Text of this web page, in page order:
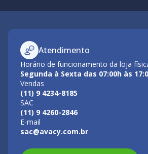
Atendimento
Horário de funcionamento da loja
Segunda à Sexta das 07:00h às
Vendas
(11) 9 4234-8185
SAC
(11) 9 4260-2846
E-mail
sac@avacy.com.br